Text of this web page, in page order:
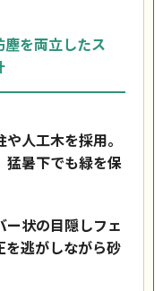
を両立したス
人工木を採用。
猛暑下でも緑を保
状の目隠しフェ
を逃がしながら砂